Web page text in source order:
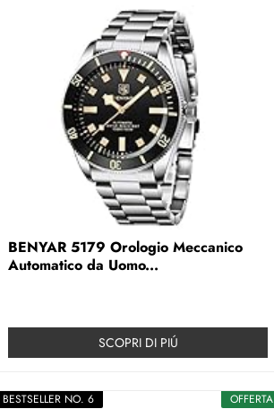
BENYAR 5179 Orologio Meccanico
Automatico da Uomo...
SCOPRI DI PIÚ
OFFERTA
BESTSELLER NO. 6